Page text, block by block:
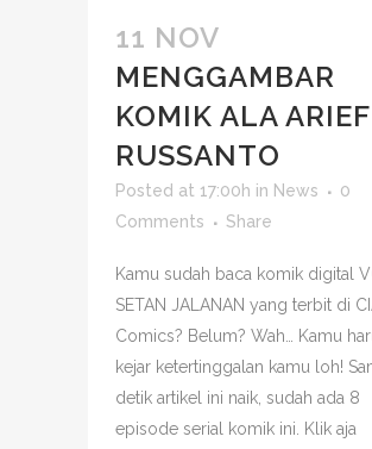
11 NOV
MENGGAMBAR
KOMIK ALA ARIEF
RUSSANTO
Posted at 17:00h in News
0
Comments
Share
Kamu sudah baca komik digital
SETAN JALANAN yang terbit di
Comics? Belum? Wah… Kamu
kejar ketertinggalan kamu loh!
detik artikel ini naik, sudah ada 8
episode serial komik ini. Klik aja